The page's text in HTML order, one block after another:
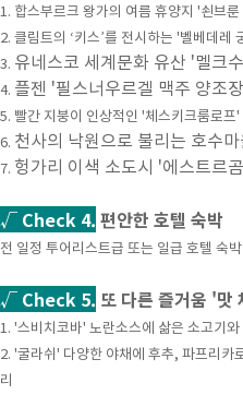
1. 합스부르크 왕가의 여름 휴양지 '쇤브
2. 클림트의 ‘키스’를 전시하는 '벨베
3. 유네스코 세계문화 유산 '멜크
4. 플젠 '필스너우르겔 맥주 양조
5. 빨간 지붕이 인상적인 '체스키크룸
6. 천사의 낙원으로 불리는 호수
7. 헝가리 이색 소도시 '에스트르
√ Check 4. 편안한 호텔 숙박
전 일정 투어리스트급 또는 일급 호텔
√ Check 5. 또 다른 즐거움 '맛
1. '스비치코바' 노란소스에 삶은 소고
2. '굴라쉬' 다양한 야채에 후추, 파프리카
리